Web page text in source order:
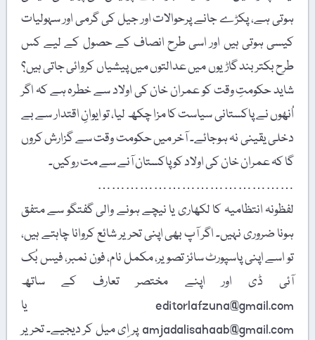
ہوتی ہے، پکڑے جانے پرحوالات اور جیل کی گرمی اور سہولیات
کیسی ہوتی ہیں اور اسی طرح انصاف کے حصول کے لیے کس
طرح بکتربند گاڑیوں میں عدالتوں میں پیشیاں کروائی جاتی ہیں؟
شاید حکومتِ وقت کو عمران خان کی اولاد سے خطرہ ہے کہ اگر
اُنھوں نے پاکستانی سیاست کا مزا چکھ لیا، تو ایوانِ اقتدار سے بے
دخلی یقینی نہ ہوجائے۔ آخر میں حکومت وقت سے گزارش کروں
گا کہ عمران خان کی اولاد کو پاکستان آنے سے مت روکیں۔
……………………………………
لفظونہ انتظامیہ کا لکھاری یا نیچے ہونے والی گفتگو سے متفق
ہونا ضروری نہیں۔ اگر آپ بھی اپنی تحریر شائع کروانا چاہتے ہیں،
تو اسے اپنی پاسپورٹ سائز تصویر، مکمل نام، فون نمبر، فیس بُک
آئی ڈی اور اپنے مختصر تعارف کے ساتھ
editorlafzuna@gmail.com یا
amjadalisahaab@gmail.com پر اِی میل کر دیجیے۔ تحریر